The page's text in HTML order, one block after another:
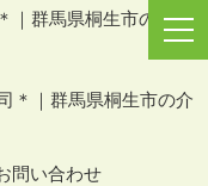
｜群馬県桐生市の介護
問い合わせ